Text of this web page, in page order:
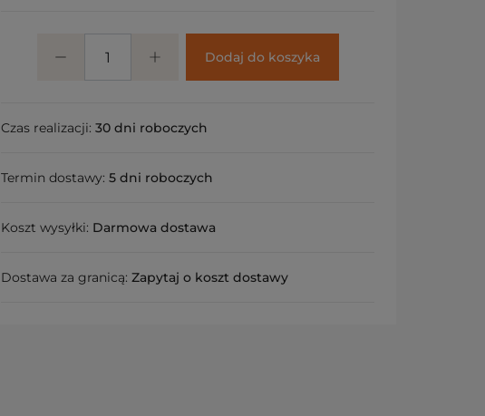
Dodaj do koszyka
Czas realizacji:30 dni roboczych
Termin dostawy:5 dni roboczych
Koszt wysyłki: Darmowa dostawa
Dostawa za granicą:Zapytaj o koszt dostawy